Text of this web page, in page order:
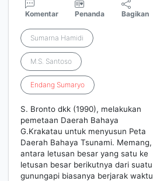
Komentar Penanda Bagikan
Sumarna Hamidi
M.S. Santoso
Endang Sumaryo
S. Bronto dkk (1990), melakukan
pemetaan Daerah Bahaya
G.Krakatau untuk menyusun Peta
Daerah Bahaya Tsunami. Memang,
antara letusan besar yang satu ke
letusan besar berikutnya dari suatu
gunungapi biasanya berjarak waktu